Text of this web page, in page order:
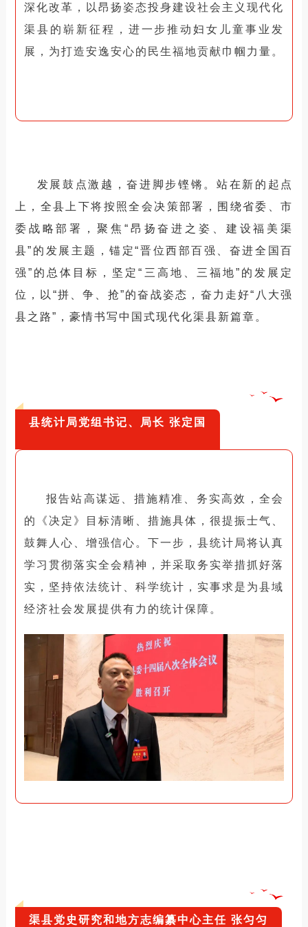
深化改革，以昂扬姿态投身建设社会主义现代化
渠县的崭新征程，进一步推动妇女儿童事业发
展，为打造安逸安心的民生福地贡献巾帼力量。
发展鼓点激越，奋进脚步铿锵。 站在新的起点
上，全县上下将按照全会决策部署，围绕省委、市
委战略部署，聚焦“昂扬奋进之姿、建设福美渠
县”的发展主题，锚定“晋位西部百强、奋进全国百
强”的总体目标，坚定“三高地、三福地”的发展定
位，以“拼、争、抢”的奋战姿态，奋力走好“八大强
县之路”，豪情书写中国式现代化渠县新篇章。
县统计局党组书记、局长 张定国
报告站高谋远、措施精准、务实高效，全会
的《决定》目标清晰、措施具体，很提振士气、
鼓舞人心、增强信心。 下一步，县统计局将认真
学习贯彻落实全会精神，并采取务实举措抓好落
实，坚持依法统计、科学统计，实事求是为县域
经济社会发展提供有力的统计保障。
渠县党史研究和地方志编纂中心主任 张匀匀